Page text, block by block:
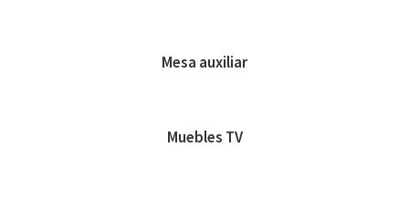
Mesa auxiliar
Muebles TV